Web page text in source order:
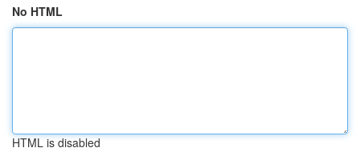
No HTML
HTML is disabled